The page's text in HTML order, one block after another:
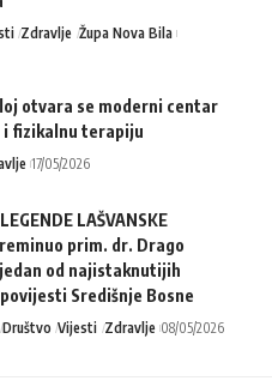
Zdravlje Župa Nova Bila
otvara se moderni centar
i fizikalnu terapiju
17/05/2026
LAŠVANSKE
prim. dr. Drago
od najistaknutijih
Središnje Bosne
Društvo Vijesti Zdravlje 08/05/2026